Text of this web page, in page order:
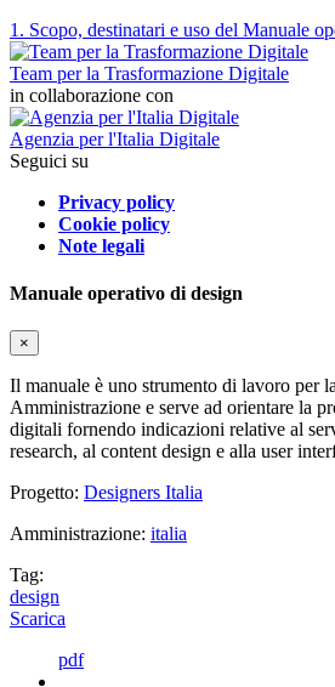
1. Scopo, destinatari e uso del Manuale
Team per la Trasformazione Digitale
in collaborazione con
Agenzia per l'Italia Digitale
Seguici su
Privacy policy
Cookie policy
Note legali
Manuale operativo di design
×
Il manuale è uno strumento di lavoro per
Amministrazione e serve ad orientare la
digitali fornendo indicazioni relative al
research, al content design e alla user
Progetto: Designers Italia
Amministrazione: italia
Tag:
design
Scarica
pdf